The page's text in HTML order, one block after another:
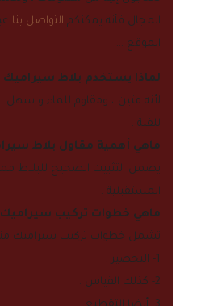
المجال فأنه يمكنكم التواصل بنا
الموقع …
لماذا يستخدم بلاط سيراميك
لأنه متين ، ومقاوم للماء و
للفلة .
ماهي أهمية مقاول بلاط
يضمن التثبيت الصحيح للبلاط
المستقبلية .
ماهي خطوات تركيب سيراميك
تشمل خطوات تركيب سيراميك
1- التحضير .
2- كذلك القياس .